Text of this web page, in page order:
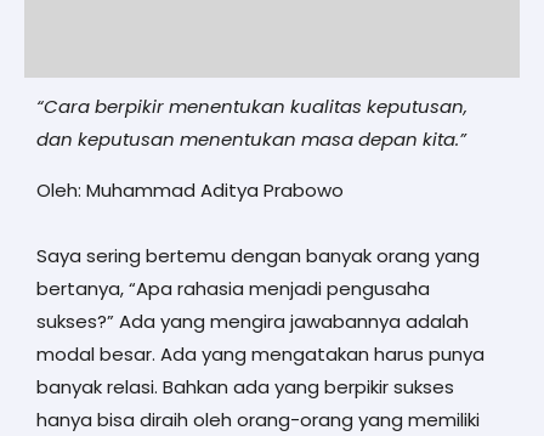
“Cara berpikir menentukan kualitas keputusan,
dan keputusan menentukan masa depan kita.”
Oleh: Muhammad Aditya Prabowo
Saya sering bertemu dengan banyak orang yang
bertanya, “Apa rahasia menjadi pengusaha
sukses?” Ada yang mengira jawabannya adalah
modal besar. Ada yang mengatakan harus punya
banyak relasi. Bahkan ada yang berpikir sukses
hanya bisa diraih oleh orang-orang yang memiliki